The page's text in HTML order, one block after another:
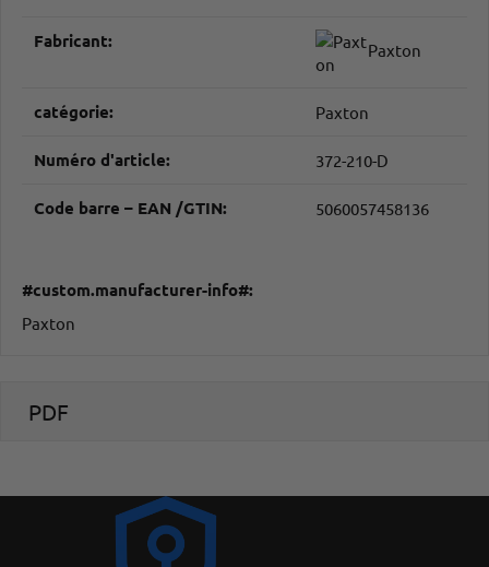
#productDetails.itemInformation#
#productDetails.itemValue#
Fabricant: Paxton
catégorie: Paxton
Numéro d'article: 372-210-D
Code barre – EAN /GTIN: 5060057458136
#custom.manufacturer-info#:
Paxton
PDF